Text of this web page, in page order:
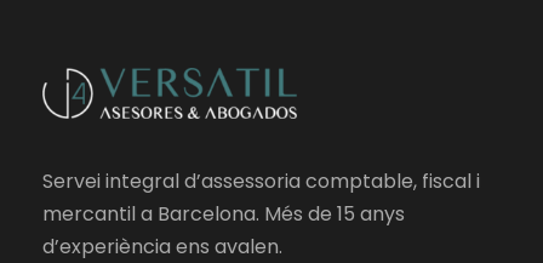
Servei integral d’assessoria comptable, fiscal i
mercantil a Barcelona. Més de 15 anys
d’experiència ens avalen.